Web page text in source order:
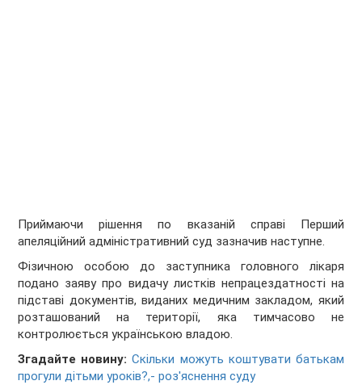
Приймаючи рішення по вказаній справі Перший
апеляційний адміністративний суд зазначив наступне.
Фізичною особою до заступника головного лікаря
подано заяву про видачу листків непрацездатності на
підставі документів, виданих медичним закладом, який
розташований на території, яка тимчасово не
контролюється українською владою.
Згадайте новину:Скільки можуть коштувати батькам
прогули дітьми уроків?,- роз'яснення суду